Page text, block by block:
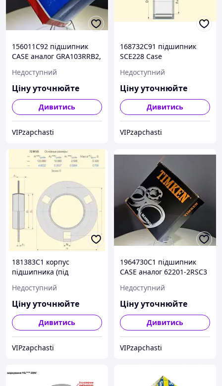
156011C92 підшипник
CASE аналог GRA103RRB2,
Недоступний
Ціну уточнюйте
Дивитись
VIPzapchasti
168732C91 підшипник
SCE228 Case
Недоступний
Ціну уточнюйте
Дивитись
VIPzapchasti
181383C1 корпус
підшипника (під
INA
Недоступний
Ціну уточнюйте
Дивитись
VIPzapchasti
1964730C1 підшипник
CASE аналог 62201-2RSС3
Timken
Недоступний
Ціну уточнюйте
Дивитись
VIPzapchasti